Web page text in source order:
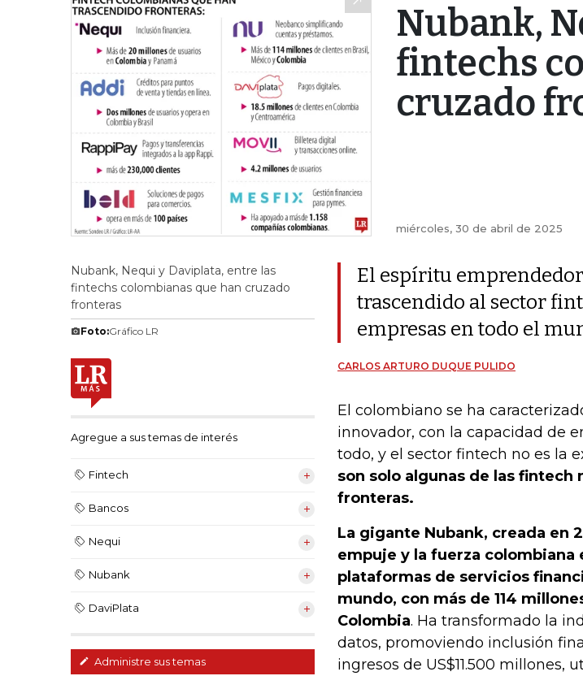
Nubank,
fintechs
cruzado
miércoles, 30 de abril de 2025
Nubank, Nequi y Daviplata, entre las
fintechs colombianas que han cruzado
fronteras
Foto:Gráfico LR
Agregue a sus temas de interés
Fintech
Bancos
Nequi
Nubank
DaviPlata
Administre sus temas
El espíritu
trascendido al sector
empresas en todo el
CARLOS ARTURO DUQUE PULIDO
El colombiano se ha
innovador, con la capacidad de
todo, y el sector fintech no es la
son solo algunas de las fintech
fronteras.
La gigante Nubank, creada en
empuje y la fuerza colombiana
plataformas de servicios
mundo, con más de 114
Colombia. Ha transformado la
datos, promoviendo inclusión
ingresos de US$11.500 millones,